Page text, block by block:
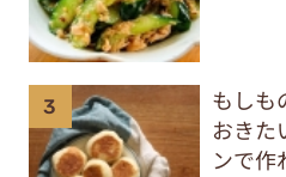
もしも
おきた
ンで作